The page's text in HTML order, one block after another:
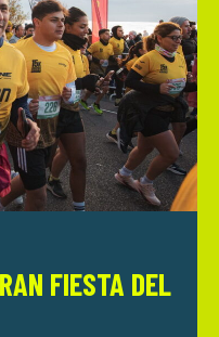
FIESTA DEL